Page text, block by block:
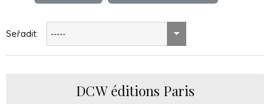
Seřadit: -----
DCW éditions Paris